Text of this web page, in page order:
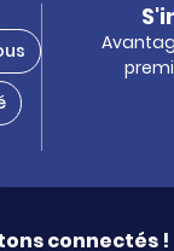
connectés !